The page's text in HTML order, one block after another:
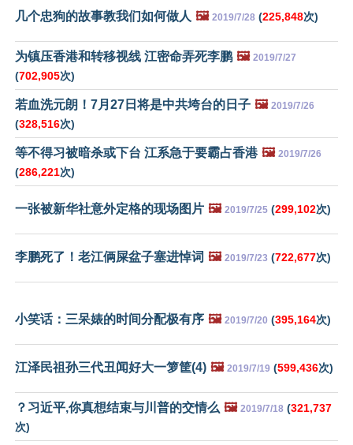
几个忠狗的故事教我们如何做人 🖼️ 2019/7/28 (225,848次)
为镇压香港和转移视线 江密命弄死李鹏 🖼️ 2019/7/27
(702,905次)
若血洗元朗！7月27日将是中共垮台的日子 🖼️ 2019/7/26
(328,516次)
等不得习被暗杀或下台 江系急于要霸占香港 🖼️ 2019/7/26
(286,221次)
一张被新华社意外定格的现场图片 🖼️ 2019/7/25 (299,102次)
李鹏死了！老江俩屎盆子塞进悼词 🖼️ 2019/7/23 (722,677次)
小笑话：三呆婊的时间分配极有序 🖼️ 2019/7/20 (395,164次)
江泽民祖孙三代丑闻好大一箩筐(4) 🖼️ 2019/7/19 (599,436次)
？习近平,你真想结束与川普的交情么 🖼️ 2019/7/18 (321,737
次)